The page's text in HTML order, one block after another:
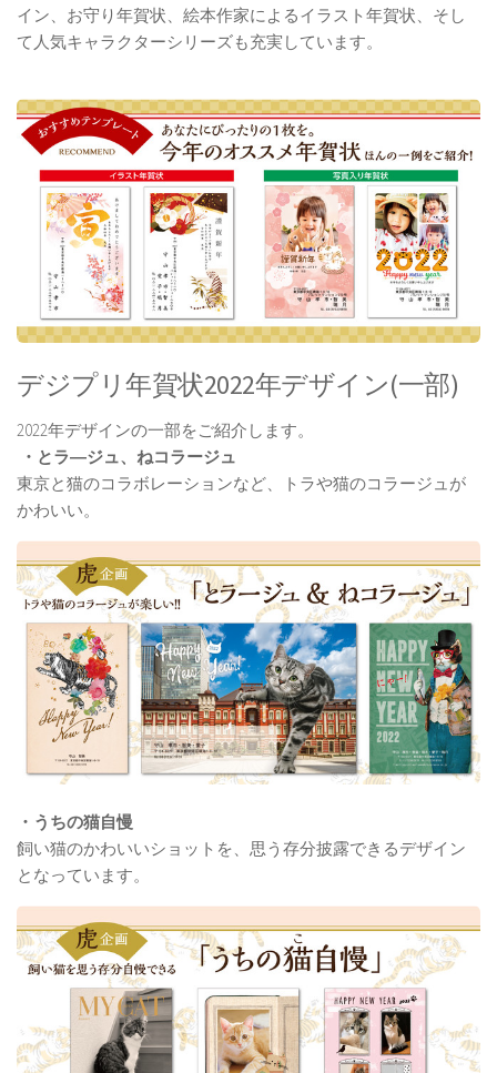
イン、お守り年賀状、絵本作家によるイラスト年賀状、そし
て人気キャラクターシリーズも充実しています。
デジプリ年賀状2022年デザイン(一部)
2022年デザインの一部をご紹介します。
・とラ―ジュ、ねコラージュ
東京と猫のコラボレーションなど、トラや猫のコラージュが
かわいい。
・うちの猫自慢
飼い猫のかわいいショットを、思う存分披露できるデザイン
となっています。